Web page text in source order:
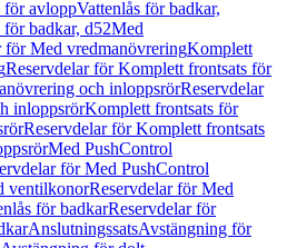
för avloppVattenlås för badkar,
badkar, d52Med
för Med vredmanövreringKomplett
Reservdelar för Komplett frontsats för
och inloppsrörReservdelar
inloppsrörKomplett frontsats för
Reservdelar för Komplett frontsats
Med PushControl
för Med PushControl
ventilkonorReservdelar för Med
för badkarReservdelar för
AnslutningssatsAvstängning för